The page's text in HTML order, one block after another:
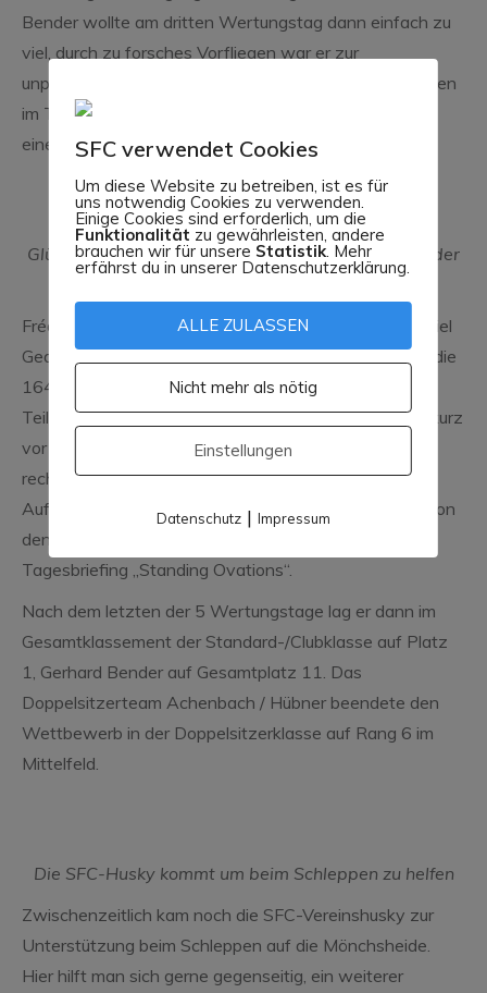
Bender wollte am dritten Wertungstag dann einfach zu
viel, durch zu forsches Vorfliegen war er zur
unplanmäßigen Landung auf dem Flugplatz in Nastätten
im Taunus gezwungen. Damit war seine Chance auf
eine gute Gesamtplatzierung dahin.
Glücklicher Titelverteidiger – Freddy Wendland in der
Frédérik Wendland hingegen behielt die Nerven, mit viel
Geduld bewältigte er als einziger am 4. Wertungstag die
164km lange Strecke, während über die Hälfte der
Teilnehmer bereits nach 35km landen musste. Als er kurz
vor 20 Uhr auf dem Flugplatz Mönchsheide landete,
rechnete keiner mehr damit, dass er tatsächlich die
Aufgabe bewältigt hat. Für diese Leistung bekam er von
den Wettbewerbsteilnehmern beim nächsten
Tagesbriefing „Standing Ovations“.
Nach dem letzten der 5 Wertungstage lag er dann im
Gesamtklassement der Standard-/Clubklasse auf Platz
1, Gerhard Bender auf Gesamtplatz 11. Das
Doppelsitzerteam Achenbach / Hübner beendete den
Wettbewerb in der Doppelsitzerklasse auf Rang 6 im
Mittelfeld.
Die SFC-Husky kommt um beim Schleppen zu helfen
Zwischenzeitlich kam noch die SFC-Vereinshusky zur
Unterstützung beim Schleppen auf die Mönchsheide.
Hier hilft man sich gerne gegenseitig, ein weiterer
SFC verwendet Cookies
Um diese Website zu betreiben, ist es für
uns notwendig Cookies zu verwenden.
Einige Cookies sind erforderlich, um die
Funktionalität zu gewährleisten, andere
brauchen wir für unsere Statistik. Mehr
erfährst du in unserer Datenschutzerklärung.
ALLE ZULASSEN
Nicht mehr als nötig
Einstellungen
Datenschutz| Impressum